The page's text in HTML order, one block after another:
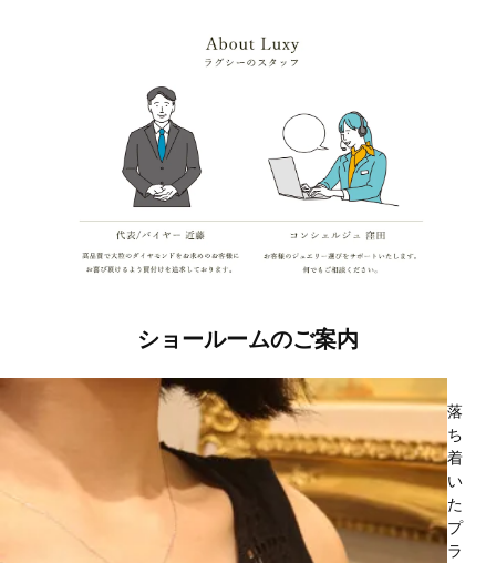
ショールームのご案内
落
ち
着
い
た
プ
ラ